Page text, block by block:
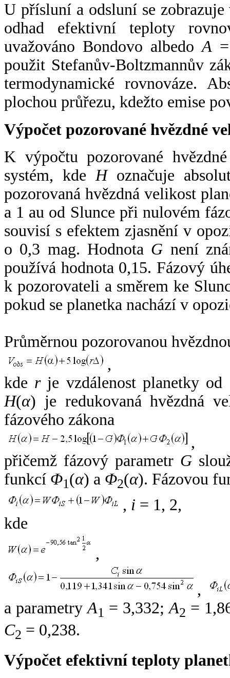
U přísluní a odsluní se
odhad efektivní teploty
uvažováno Bondovo albedoA
použit Stefanův-Boltzmannův
termodynamické rovnováze.
plochou průřezu, kdežto emise
Výpočet pozorované hvězdné
K výpočtu pozorované
systém, kde Hoznačuje
pozorovaná hvězdná velikost
a 1 au od Slunce při nulovém
souvisí s efektem zjasnění v
o 0,3 mag. Hodnota G není
používá hodnota 0,15. Fázový
k pozorovateli a směrem ke
pokud se planetka nachází v
Průměrnou pozorovanou
,
kde rje vzdálenost planetky od
H(α) je redukovaná hvězdná
fázového zákona
,
přičemž fázový parametr G
funkcí Φ1(α) a Φ2(α). Fázovou
, i = 1, 2,
kde
,
,
a parametryA1 = 3,332;A2 =
C2 = 0,238.
Výpočet efektivní teploty